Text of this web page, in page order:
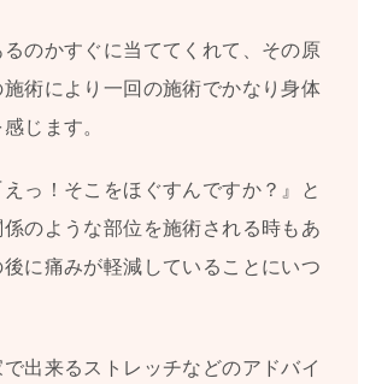
のかすぐに当ててくれて、その原
術により一回の施術でかなり身体
じます。
っ！そこをほぐすんですか？』と
のような部位を施術される時もあ
後に痛みが軽減していることにいつ
出来るストレッチなどのアドバイ